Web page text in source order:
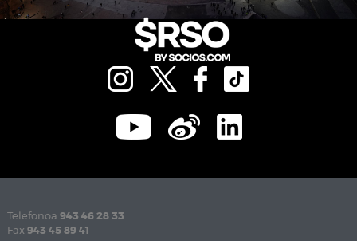
Telefonoa 943 46 28 33
Fax 943 45 89 41